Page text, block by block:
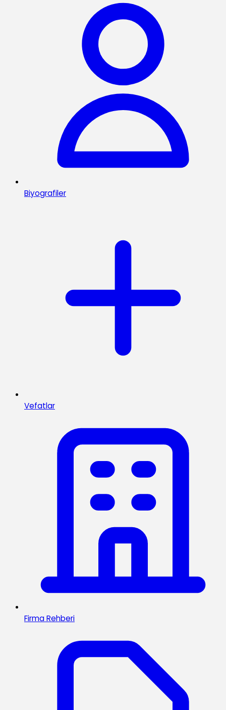
Biyografiler
Vefatlar
Firma Rehberi